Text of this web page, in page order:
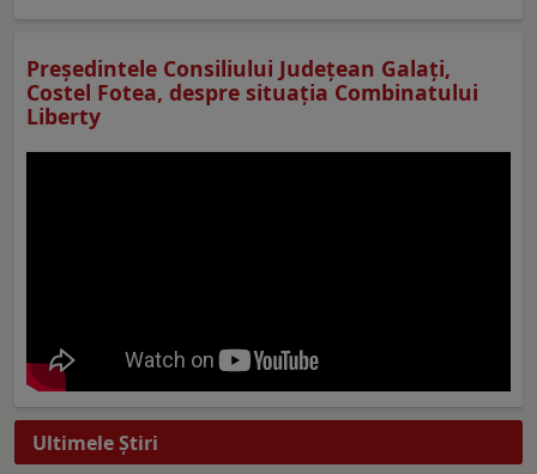
Preşedintele Consiliului Judeţean Galaţi,
Costel Fotea, despre situaţia Combinatului
Liberty
Ultimele Ştiri